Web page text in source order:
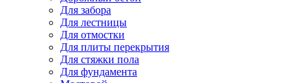
Для забора
Для лестницы
Для отмостки
Для плиты перекрытия
Для стяжки пола
Для фундамента